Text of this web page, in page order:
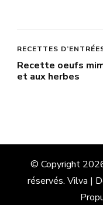
RECETTES
Recette oeufs
et aux herbes
© Copyright
réservés. Vilva |